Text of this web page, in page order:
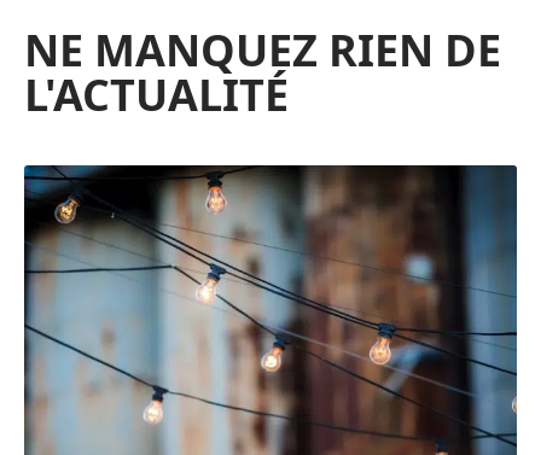
NE MANQUEZ RIEN DE
L'ACTUALITÉ